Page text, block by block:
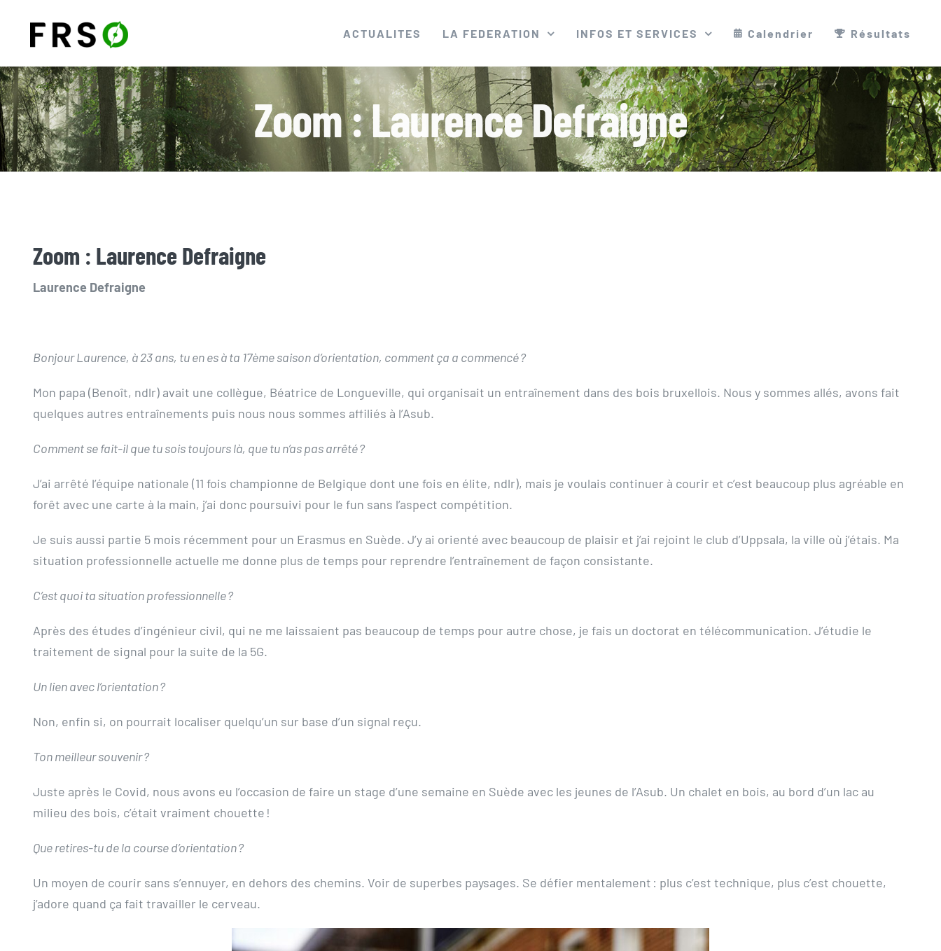
contenu
ACTUALITES LA FEDERATION INFOS ET SERVICES Calendrier Résultats
Zoom : Laurence Defraigne
Zoom : Laurence Defraigne
Laurence Defraigne
Bonjour Laurence, à 23 ans, tu en es à ta 17ème saison d’orientation, comment ça a commencé ?
Mon papa (Benoît, ndlr) avait une collègue, Béatrice de Longueville, qui organisait un entraînement dans des bois bruxellois. Nous y sommes allés, avons fait
quelques autres entraînements puis nous nous sommes affiliés à l’Asub.
Comment se fait-il que tu sois toujours là, que tu n’as pas arrêté ?
J’ai arrêté l’équipe nationale (11 fois championne de Belgique dont une fois en élite, ndlr), mais je voulais continuer à courir et c’est beaucoup plus agréable en
forêt avec une carte à la main, j’ai donc poursuivi pour le fun sans l’aspect compétition.
Je suis aussi partie 5 mois récemment pour un Erasmus en Suède. J’y ai orienté avec beaucoup de plaisir et j’ai rejoint le club d’Uppsala, la ville où j’étais. Ma
situation professionnelle actuelle me donne plus de temps pour reprendre l’entraînement de façon consistante.
C’est quoi ta situation professionnelle ?
Après des études d’ingénieur civil, qui ne me laissaient pas beaucoup de temps pour autre chose, je fais un doctorat en télécommunication. J’étudie le
traitement de signal pour la suite de la 5G.
Un lien avec l’orientation ?
Non, enfin si, on pourrait localiser quelqu’un sur base d’un signal reçu.
Ton meilleur souvenir ?
Juste après le Covid, nous avons eu l’occasion de faire un stage d’une semaine en Suède avec les jeunes de l’Asub. Un chalet en bois, au bord d’un lac au
milieu des bois, c’était vraiment chouette !
Que retires-tu de la course d’orientation ?
Un moyen de courir sans s’ennuyer, en dehors des chemins. Voir de superbes paysages. Se défier mentalement : plus c’est technique, plus c’est chouette,
j’adore quand ça fait travailler le cerveau.